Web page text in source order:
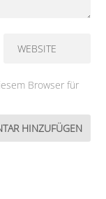
Browser für